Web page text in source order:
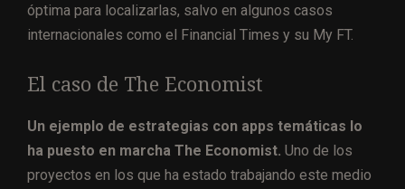
óptima para localizarlas, salvo en algunos casos
internacionales como el Financial Times y su My FT.
El caso de The Economist
Un ejemplo de estrategias con apps temáticas lo
ha puesto en marcha The Economist. Uno de los
proyectos en los que ha estado trabajando este medio